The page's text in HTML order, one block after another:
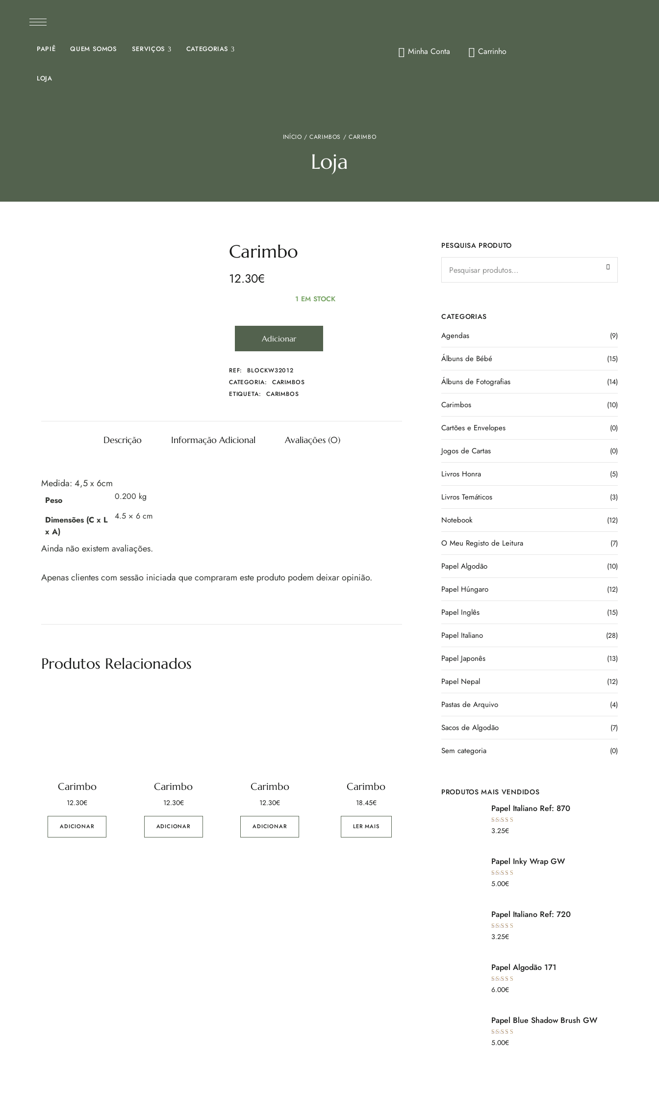
PAPIÊ QUEM SOMOS SERVIÇOS CATEGORIAS
LOJA
Minha Conta Carrinho
INÍCIO /CARIMBOS / CARIMBO
Loja
Carimbo
12.30€
1 EM STOCK
Adicionar
REF:
BLOCKW32012
CATEGORIA:
CARIMBOS
ETIQUETA:
CARIMBOS
Descrição Informação Adicional Avaliações (0)
Medida: 4,5 x 6cm
Peso 0.200 kg
Dimensões (C x L
x A)
4.5 × 6 cm
Ainda não existem avaliações.
Apenas clientes com sessão iniciada que compraram este produto podem deixar opinião.
Produtos Relacionados
Carimbo
12.30€
ADICIONAR
Carimbo
12.30€
ADICIONAR
Carimbo
12.30€
ADICIONAR
Carimbo
18.45€
LER MAIS
PESQUISA PRODUTO
CATEGORIAS
Agendas (9)
Álbuns de Bébé (15)
Álbuns de Fotografias (14)
Carimbos (10)
Cartões e Envelopes (0)
Jogos de Cartas (0)
Livros Honra (5)
Livros Temáticos (3)
Notebook (12)
O Meu Registo de Leitura (7)
Papel Algodão (10)
Papel Húngaro (12)
Papel Inglês (15)
Papel Italiano (28)
Papel Japonês (13)
Papel Nepal (12)
Pastas de Arquivo (4)
Sacos de Algodão (7)
Sem categoria (0)
PRODUTOS MAIS VENDIDOS
Papel Italiano Ref: 870
Avaliação
5.00de 5
3.25€
Papel Inky Wrap GW
Avaliação
5.00de 5
5.00€
Papel Italiano Ref: 720
Avaliação
5.00de 5
3.25€
Papel Algodão 171
Avaliação
5.00de 5
6.00€
Papel Blue Shadow Brush GW
Avaliação
5.00de 5
5.00€